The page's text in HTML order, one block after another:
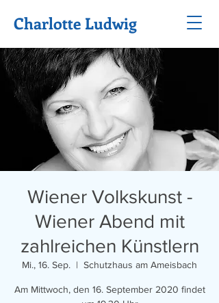
Charlotte Ludwig
Wiener Volkskunst -
Wiener Abend mit
zahlreichen Künstlern
Mi., 16. Sep.
  |
Schutzhaus am Ameisbach
Am Mittwoch, den 16. September 2020 findet